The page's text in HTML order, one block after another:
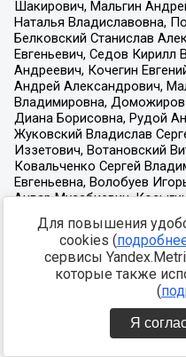
Для повышения
cookies (
сервисы
которые также
(
Я